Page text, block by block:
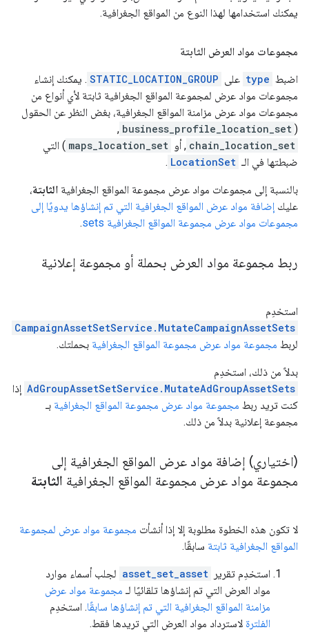
يمكنك استخدامها لهذا النوع من المواقع الجغرافية.
مجموعات مواد العرض الثابتة
اضبط type على STATIC_LOCATION_GROUP . يمكنك إنشاء
مجموعات مواد عرض لمجموعة المواقع الجغرافية ثابتة لأي أنواع من
مجموعات مواد عرض مزامنة المواقع الجغرافية، بغض النظر عن الحقول
(
business_profile_location_set
,
chain_location_set , أو maps_location_set ) التي
ضبطتها في الـ LocationSet
.
بالنسبة إلى مجموعات مواد عرض مجموعة المواقع الجغرافية الثابتة،
عليك إضافة مواد عرض المواقع الجغرافية التي تم إنشاؤها يدويًا إلى
مجموعات مواد عرض مجموعة المواقع الجغرافية sets
.
ربط مجموعة مواد العرض بحملة أو مجموعة إعلانية
استخدِم
CampaignAssetSetService.MutateCampaignAssetSets
لربط مجموعة مواد عرض مجموعة المواقع الجغرافية بحملتك.
بدلاً من ذلك، استخدِم
AdGroupAssetSetService.MutateAdGroupAssetSets إذا
كنت تريد ربط مجموعة مواد عرض مجموعة المواقع الجغرافية بـ
مجموعة إعلانية بدلاً من ذلك.
(اختياري) إضافة مواد عرض المواقع الجغرافية إلى
مجموعة مواد عرض مجموعة المواقع الجغرافية الثابتة
لا تكون هذه الخطوة مطلوبة إلا إذا أنشأت مجموعة مواد عرض لمجموعة
المواقع الجغرافية ثابتة سابقًا.
استخدِم تقرير asset_set_asset لجلب أسماء موارد
مواد العرض التي تم إنشاؤها تلقائيًا لـ مجموعة مواد عرض
مزامنة المواقع الجغرافية التي تم إنشاؤها سابقًا. استخدِم
الفلترة لاسترداد مواد العرض التي تريدها فقط.